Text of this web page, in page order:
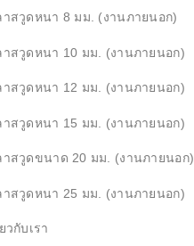
สวูดหนา 8 มม. (งานภายนอก)
สวูดหนา 10 มม. (งานภายนอก)
สวูดหนา 12 มม. (งานภายนอก)
สวูดหนา 15 มม. (งานภายนอก)
าสวูดขนาด 20 มม. (งานภายนอก)
สวูดหนา 25 มม. (งานภายนอก)
วกับเรา